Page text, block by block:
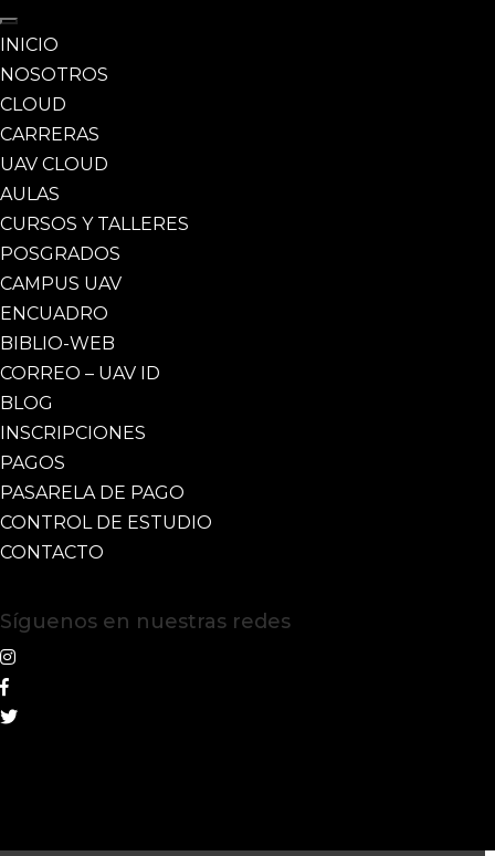
INICIO
NOSOTROS
CLOUD
CARRERAS
UAV CLOUD
AULAS
CURSOS Y TALLERES
POSGRADOS
CAMPUS UAV
ENCUADRO
BIBLIO-WEB
CORREO – UAV ID
BLOG
INSCRIPCIONES
PAGOS
PASARELA DE PAGO
CONTROL DE ESTUDIO
CONTACTO
Síguenos en nuestras redes